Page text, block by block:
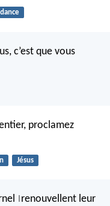
c’est que vous
proclamez
Jésus
renouvellent leur